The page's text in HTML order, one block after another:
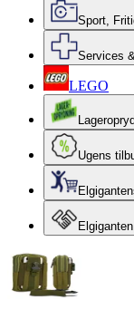
Sport,
Services
LEGO
Ugens